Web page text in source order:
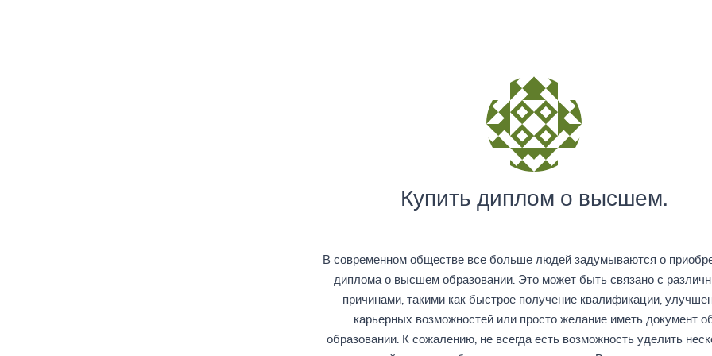
Купить диплом о высшем.
В современном обществе все больше людей задумываются о
диплома о высшем образовании. Это может быть связано с
причинами, такими как быстрое получение квалификации,
карьерных возможностей или просто желание иметь документ
образовании. К сожалению, не всегда есть возможность уделить